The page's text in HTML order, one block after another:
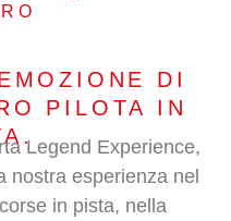
DI
PILOTA IN
Legend Experience,
nostra esperienza nel
in pista, nella